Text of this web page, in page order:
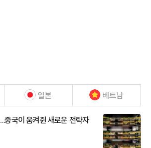
일본 베트남
중국이 움켜쥔 새로운 전략자